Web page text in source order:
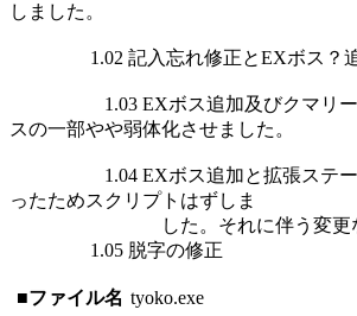
しました。
1.02 記入忘れ修正とEXボス？
1.03 EXボス追加及びクマリーも
スの一部やや弱体化させました。
1.04 EXボス追加と拡張ステータ
ったためスクリプトはずしま
した。それに伴う変更
1.05 脱字の修正
■ファイル名 tyoko.exe